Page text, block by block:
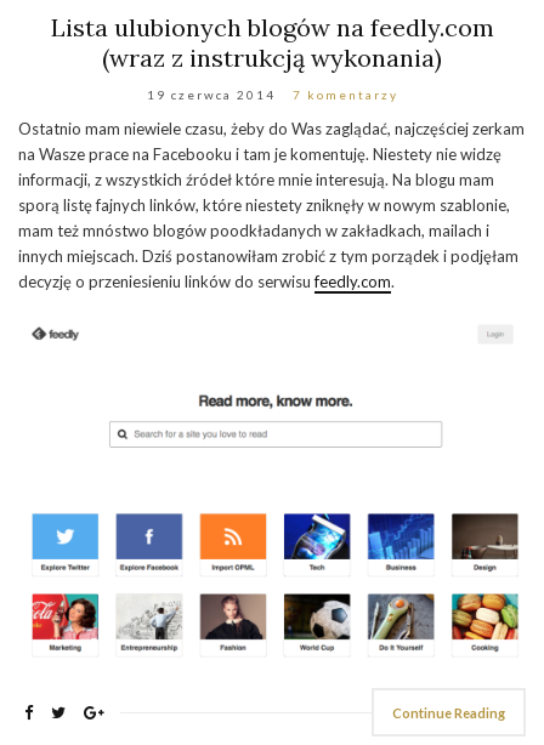
Lista ulubionych blogów na feedly.com
(wraz z instrukcją wykonania)
19 czerwca 2014 7 komentarzy
Ostatnio mam niewiele czasu, żeby do Was zaglądać, najczęściej zerkam
na Wasze prace na Facebooku i tam je komentuję. Niestety nie widzę
informacji, z wszystkich źródeł które mnie interesują. Na blogu mam
sporą listę fajnych linków, które niestety zniknęły w nowym szablonie,
mam też mnóstwo blogów poodkładanych w zakładkach, mailach i
innych miejscach. Dziś postanowiłam zrobić z tym porządek i podjęłam
decyzję o przeniesieniu linków do serwisufeedly.com.
Continue Reading